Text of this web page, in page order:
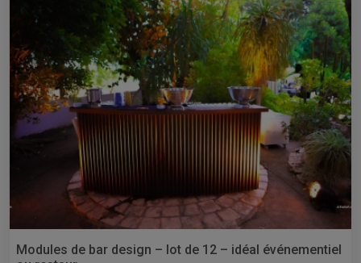
Modules de bar design – lot de 12 – idéal événementiel